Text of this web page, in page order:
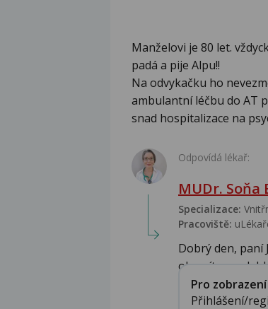
Manželovi je 80 let.
padá a pije Alpu!!
Na odvykačku ho
ambulantní léčbu do AT
snad hospitalizace na
Odpovídá lékař:
MUDr.
Specializace:
Pracoviště:
Dobrý den, paní
obracíte s
Pro
Přihlášení/